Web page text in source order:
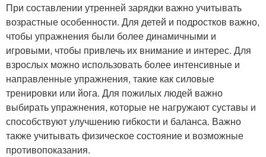
При составлении утренней зарядки важно учитывать
возрастные особенности. Для детей и подростков важно,
чтобы упражнения были более динамичными и
игровыми, чтобы привлечь их внимание и интерес. Для
взрослых можно использовать более интенсивные и
направленные упражнения, такие как силовые
тренировки или йога. Для пожилых людей важно
выбирать упражнения, которые не нагружают суставы и
способствуют улучшению гибкости и баланса. Важно
также учитывать физическое состояние и возможные
противопоказания.